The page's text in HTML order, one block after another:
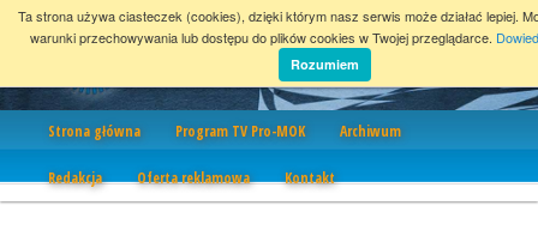
Strona główna Program TV Pro-MOK Archiwum
Redakcja Oferta reklamowa Kontakt
Ta strona używa ciasteczek (cookies), dzięki którym nasz serwis może działać lepiej.
warunki przechowywania lub dostępu do plików cookies w Twojej przeglądarce.
Rozumiem